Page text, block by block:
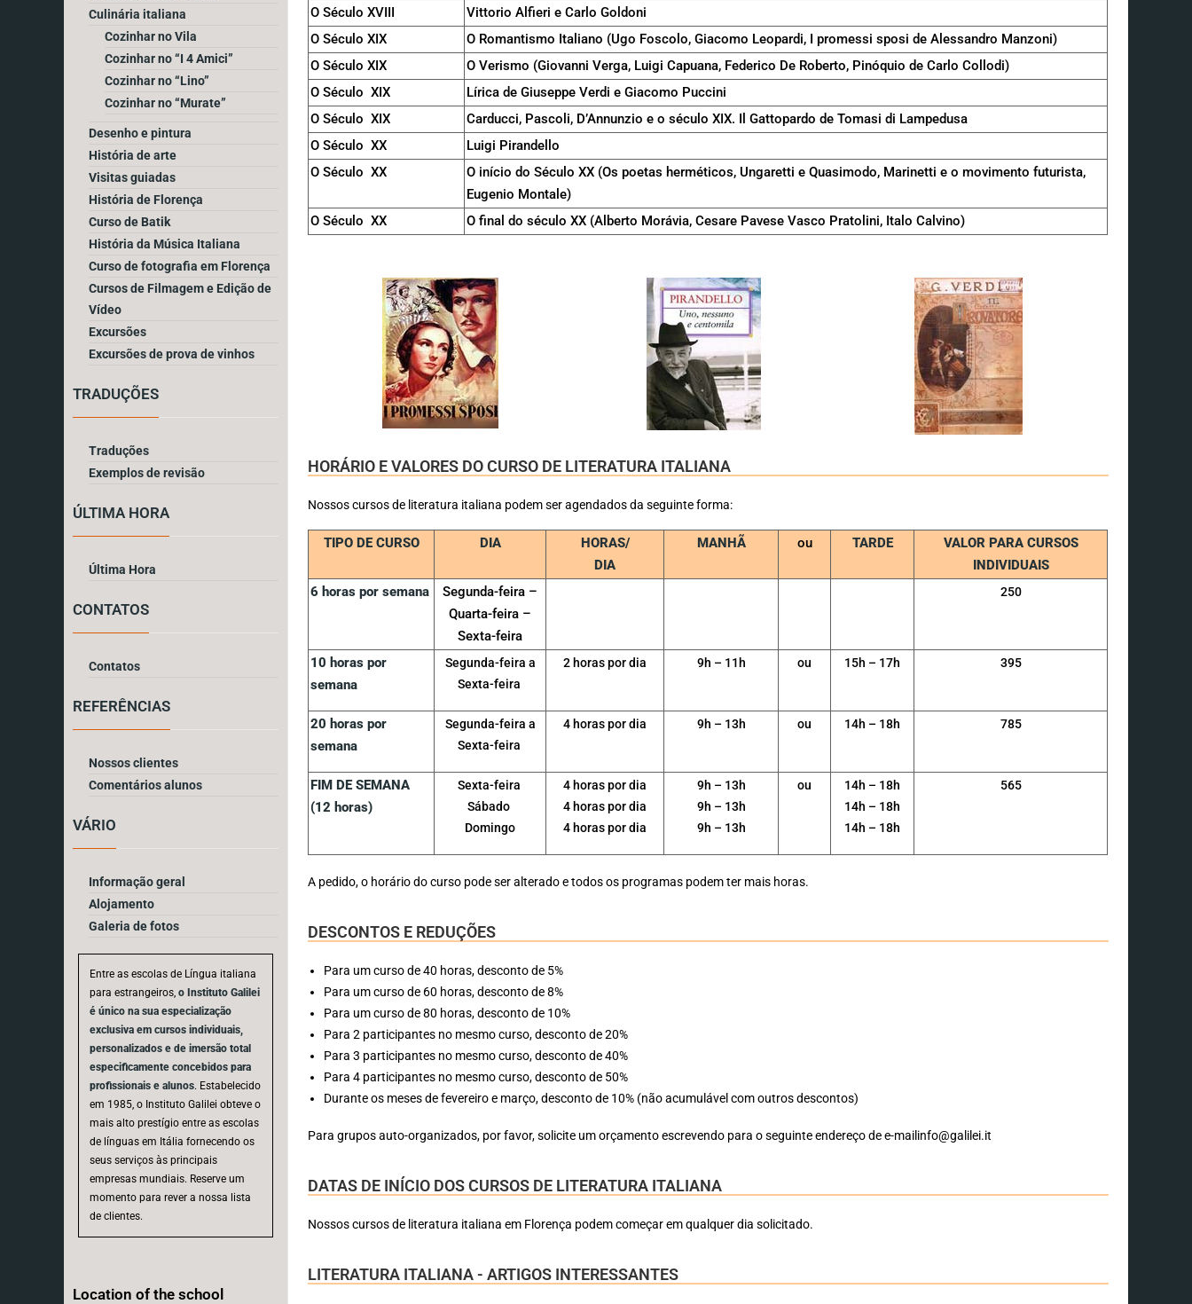
Culinária italiana
Cozinhar no Vila
Cozinhar no “I 4 Amici”
Cozinhar no “Lino”
Cozinhar no “Murate”
Desenho e pintura
História de arte
Visitas guiadas
História de Florença
Curso de Batik
História da Música Italiana
Curso de fotografia em Florença
Cursos de Filmagem e Edição de
Vídeo
Excursões
Excursões de prova de vinhos
TRADUÇÕES
Traduções
Exemplos de revisão
ÚLTIMA HORA
Última Hora
CONTATOS
Contatos
REFERÊNCIAS
Nossos clientes
Comentários alunos
VÁRIO
Informação geral
Alojamento
Galeria de fotos
Entre as escolas de Língua italiana
para estrangeiros, o Instituto Galilei
é único na sua especialização
exclusiva em cursos individuais,
personalizados e de imersão total
especificamente concebidos para
profissionais e alunos. Estabelecido
em 1985, o Instituto Galilei obteve o
mais alto prestígio entre as escolas
de línguas em Itália fornecendo os
seus serviços às principais
empresas mundiais. Reserve um
momento para rever a nossa lista
de clientes.
Location of the school
O Século XVIII
Vittorio Alfieri e Carlo Goldoni
O Século XIX
O Romantismo Italiano (Ugo Foscolo, Giacomo Leopardi, I promessi sposi de Alessandro Manzoni)
O Século XIX
O Verismo (Giovanni Verga, Luigi Capuana, Federico De Roberto, Pinóquio de Carlo Collodi)
O Século XIX
Lírica de Giuseppe Verdi e Giacomo Puccini
O Século XIX
Carducci, Pascoli, D’Annunzio e o século XIX. Il Gattopardo de Tomasi di Lampedusa
O Século XX
Luigi Pirandello
O Século XX
O início do Século XX (Os poetas herméticos, Ungaretti e Quasimodo, Marinetti e o movimento futurista,
Eugenio Montale)
O Século XX
O final do século XX (Alberto Morávia, Cesare Pavese Vasco Pratolini, Italo Calvino)
HORÁRIO E VALORES DO CURSO DE LITERATURA ITALIANA
Nossos cursos de literatura italiana podem ser agendados da seguinte forma:
TIPO DE CURSO DIA
HORAS/
DIA
MANHÃ ou TARDE
VALOR PARA CURSOS
INDIVIDUAIS
6 horas por semana
Segunda-feira –
Quarta-feira –
Sexta-feira
250
10 horas por
semana
Segunda-feira a
Sexta-feira
2 horas por dia 9h – 11h ou 15h – 17h 395
20 horas por
semana
Segunda-feira a
Sexta-feira
4 horas por dia 9h – 13h ou 14h – 18h 785
FIM DE SEMANA
(12 horas)
Sexta-feira
Sábado
Domingo
4 horas por dia
4 horas por dia
4 horas por dia
9h – 13h
9h – 13h
9h – 13h
ou
14h – 18h
14h – 18h
14h – 18h
565
A pedido, o horário do curso pode ser alterado e todos os programas podem ter mais horas.
DESCONTOS E REDUÇÕES
Para um curso de 40 horas, desconto de 5%
Para um curso de 60 horas, desconto de 8%
Para um curso de 80 horas, desconto de 10%
Para 2 participantes no mesmo curso, desconto de 20%
Para 3 participantes no mesmo curso, desconto de 40%
Para 4 participantes no mesmo curso, desconto de 50%
Durante os meses de fevereiro e março, desconto de 10% (não acumulável com outros descontos)
Para grupos auto-organizados, por favor, solicite um orçamento escrevendo para o seguinte endereço de e-mailinfo@galilei.it
DATAS DE INÍCIO DOS CURSOS DE LITERATURA ITALIANA
Nossos cursos de literatura italiana em Florença podem começar em qualquer dia solicitado.
LITERATURA ITALIANA - ARTIGOS INTERESSANTES